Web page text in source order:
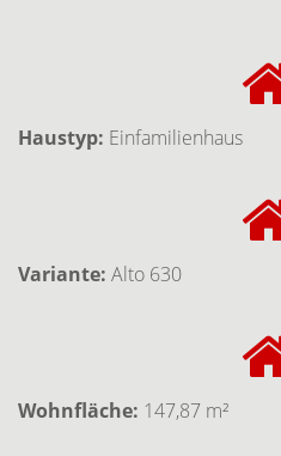
Haustyp: Einfamilienhaus
Variante: Alto 630
Wohnfläche: 147,87 m²